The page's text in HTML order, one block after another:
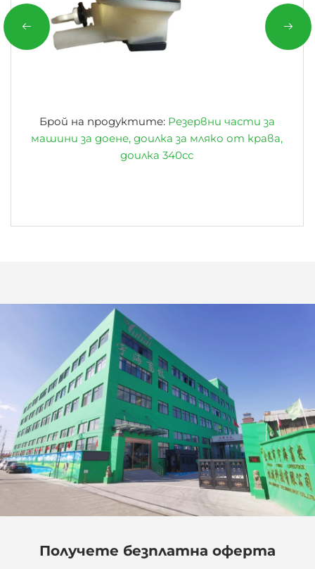
Брой на продуктите: Резервни части за
машини за доене, доилка за мляко от крава,
доилка 340cc
Получете безплатна оферта